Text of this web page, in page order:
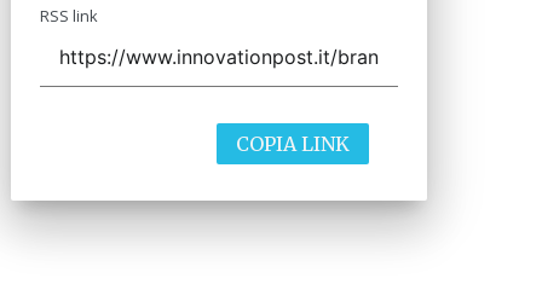
RSS link
COPIA LINK